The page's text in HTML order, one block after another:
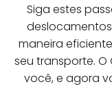
Siga estes
maneira
seu transporte.
você, e agora